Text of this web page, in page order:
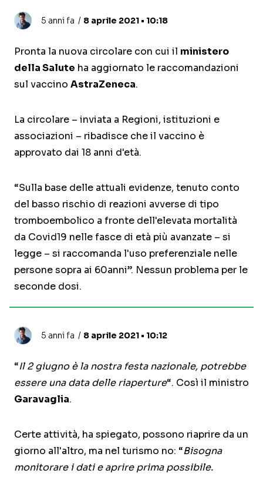
5 anni fa 8 aprile 2021 • 10:18
Pronta la nuova circolare con cui il ministero
della Salute ha aggiornato le raccomandazioni
sul vaccino AstraZeneca.
La circolare – inviata a Regioni, istituzioni e
associazioni – ribadisce che il vaccino è
approvato dai 18 anni d'età.
“Sulla base delle attuali evidenze, tenuto conto
del basso rischio di reazioni avverse di tipo
tromboembolico a fronte dell'elevata mortalità
da Covid19 nelle fasce di età più avanzate – si
legge – si raccomanda l'uso preferenziale nelle
persone sopra ai 60anni”. Nessun problema per le
seconde dosi.
5 anni fa 8 aprile 2021 • 10:12
“Il 2 giugno è la nostra festa nazionale, potrebbe
essere una data delle riaperture“. Così il ministro
Garavaglia.
Certe attività, ha spiegato, possono riaprire da un
giorno all'altro, ma nel turismo no: “Bisogna
monitorare i dati e aprire prima possibile.